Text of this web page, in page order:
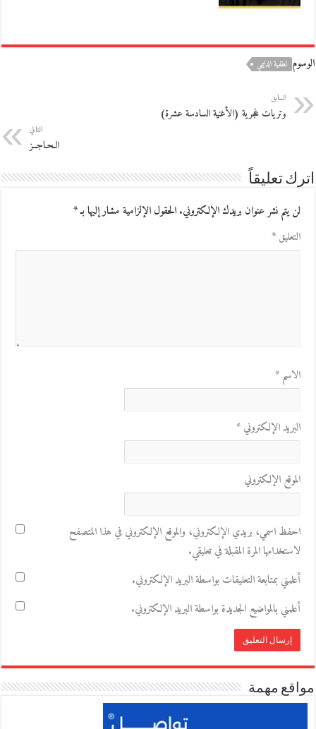
الوسوم لطفية الدليمي
السابق
وتريات غجرية (الأغنية السادسة عشرة)
التالي
الـحـاجــز
اترك تعليقاً
لن يتم نشر عنوان بريدك الإلكتروني.الحقول الإلزامية مشار إليها بـ*
التعليق*
الاسم*
البريد الإلكتروني*
الموقع الإلكتروني
احفظ اسمي، بريدي الإلكتروني، والموقع الإلكتروني في هذا المتصفح
لاستخدامها المرة المقبلة في تعليقي.
أعلمني بمتابعة التعليقات بواسطة البريد الإلكتروني.
أعلمني بالمواضيع الجديدة بواسطة البريد الإلكتروني.
مواقع مهمة